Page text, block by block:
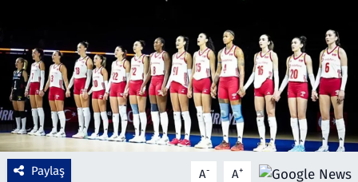
Paylaş A- A+
Eğitim
Turizm
Yerel